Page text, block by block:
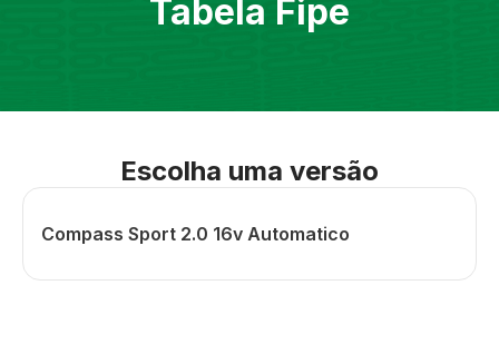
Tabela Fipe
Escolha uma versão
Compass Sport 2.0 16v Automatico